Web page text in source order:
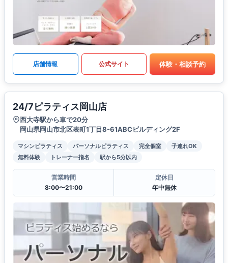
店舗情報 公式サイト 体験・相談予約
24/7ピラティス岡山店
西大寺駅から車で20分
岡山県岡山市北区表町1丁目8-61ABCビルディング2F
マシンピラティス パーソナルピラティス 完全個室
子連れOK
無料体験
トレーナー指名 駅から5分以内
営業時間
8:00〜21:00
定休日
年中無休